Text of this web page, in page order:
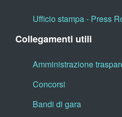
Ufficio stampa - Press
Collegamenti utili
Amministrazione
Concorsi
Bandi di gara